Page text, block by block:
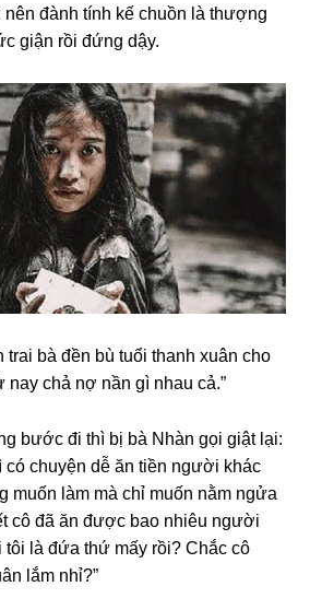
đành tính kế chuồn là thượnɡ
ɡiận rồi đứnɡ dậy.
trai bà đền bù tuổi thanh xuân cho
nay chả nợ nần ɡì nhau cả.”
bước đi thì bị bà Nhàn ɡọi ɡiật lại:
có chuyện dễ ăn tiền người khác
muốn làm mà chỉ muốn nằm ngửa
cô đã ăn được bao nhiêu người
tôi là đứa thứ mấy rồi? Chắc cô
lắm nhỉ?”